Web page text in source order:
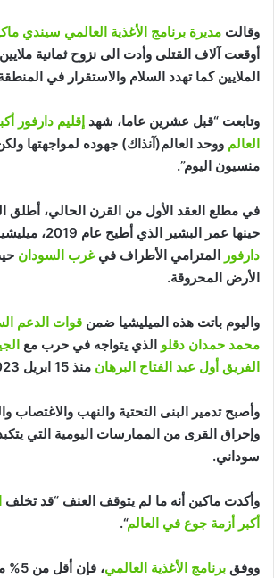
وقالت مديرة برنامج الأغذية العالمي سيندي
أوقعت آلاف القتلى وأدت الى نزوح ثمانية
الملايين كما تهدد السلام والاستقرار في
وتابعت “قبل عشرين عاما، شهد إقليم دارفور
العالم ووحد العالم(آنذاك) جهوده لمواجهتها
منسيون اليوم”.
في مطلع العقد الأول من القرن الحالي، أطلق
حينها عمر البشير الذي أطيح عام 2019، ميليشيا الجنجويد في
دارفور
المترامي الأطراف في غرب السودان
الأرض المحروقة.
واليوم باتت هذه الميليشيا ضمن قوات الدعم
محمد حمدان دقلو الذي يتواجه في حرب مع
الفريق أول عبد الفتاح البرهان منذ 15 ابريل 2023.
وأصبح تدمير البنى التحتية والنهب والاغتصاب
سوداني.
وأكدت ماكين أنه ما لم يتوقف العنف “قد تخلف
أكبر أزمة جوع في العالم“.
ووفق برنامج الأغذية العالمي
، فإن